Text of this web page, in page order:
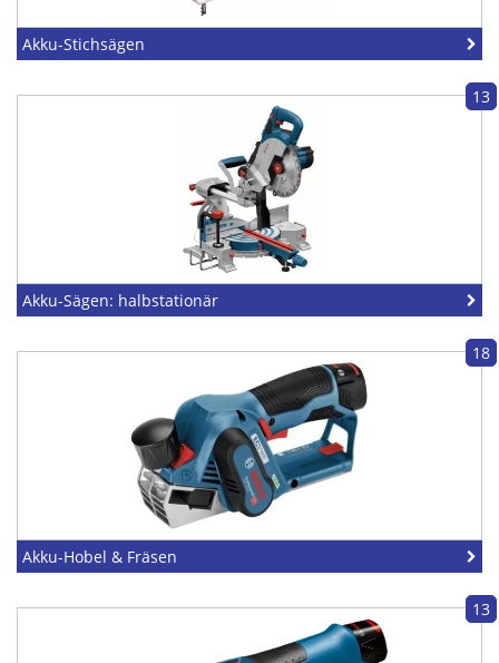
Akku-Stichsägen
13
Akku-Sägen: halbstationär
18
Akku-Hobel & Fräsen
13